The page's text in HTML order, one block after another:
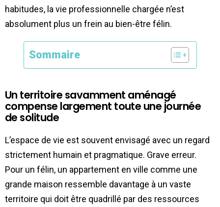
habitudes, la vie professionnelle chargée n’est
absolument plus un frein au bien-être félin.
Sommaire
Un territoire savamment aménagé
compense largement toute une journée
de solitude
L’espace de vie est souvent envisagé avec un regard
strictement humain et pragmatique. Grave erreur.
Pour un félin, un appartement en ville comme une
grande maison ressemble davantage à un vaste
territoire qui doit être quadrillé par des ressources